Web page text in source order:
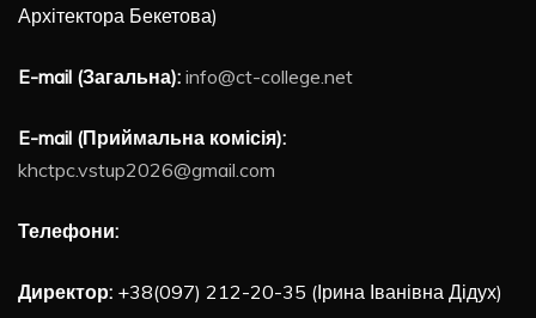
Архітектора Бекетова)
E-mail (Загальна): info@ct-college.net
E-mail (Приймальна комісія):
khctpc.vstup2026@gmail.com
Телефони:
Директор: +38(097) 212-20-35 (Ірина Іванівна Дідух)